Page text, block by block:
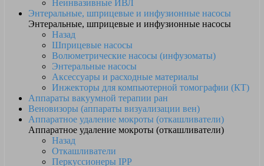
Неинвазивные ИВЛ
Энтеральные, шприцевые и инфузионные насосы
Энтеральные, шприцевые и инфузионные насосы
Назад
Шприцевые насосы
Волюметрические насосы (инфузоматы)
Энтеральные насосы
Аксессуары и расходные материалы
Инжекторы для компьютерной томографии (КТ)
Аппараты вакуумной терапии ран
Веновизоры (аппараты визуализации вен)
Аппаратное удаление мокроты (откашливатели)
Аппаратное удаление мокроты (откашливатели)
Назад
Откашливатели
Перкуссионеры IPP